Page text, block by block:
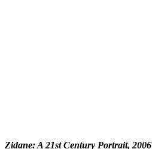
Zidane: A 21st Century Portrait, 2006